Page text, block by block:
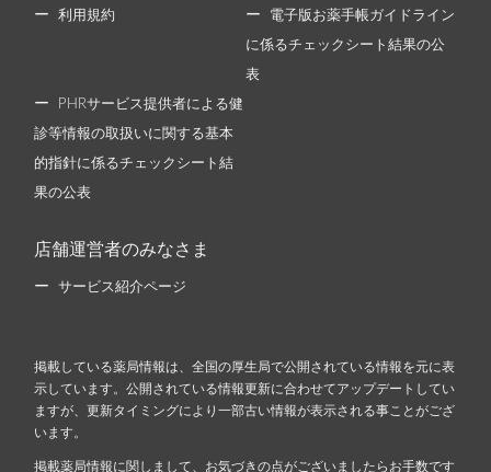
利用規約 電子版お薬手帳ガイドライン
に係るチェックシート結果の公
表
PHRサービス提供者による健
診等情報の取扱いに関する基本
的指針に係るチェックシート結
果の公表
店舗運営者のみなさま
サービス紹介ページ
掲載している薬局情報は、全国の厚生局で公開されている情報を元に表
示しています。公開されている情報更新に合わせてアップデートしてい
ますが、更新タイミングにより一部古い情報が表示される事ことがござ
います。
掲載薬局情報に関しまして、お気づきの点がございましたらお手数です